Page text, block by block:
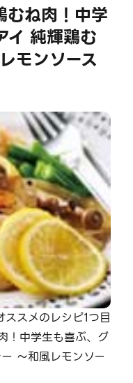
むね肉！中学
イ 純輝鶏む
モンソース
スメのレシピ1つ目
！中学生も喜ぶ、グ
～和風レモンソー